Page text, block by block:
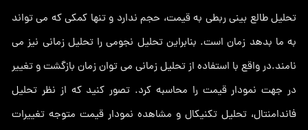
تحلیل طالع بینی ربطی به قیمت، حجم ندارد و تنها کمکی که می تواند
به ما بدهد زمان است. بنابراین تحلیل نجومی را تحلیل زمانی نیز می
نامند.در واقع با استفاده از تحلیل زمانی می توان زمان بازگشت و تغییر
در جهت نمودار قیمت را محاسبه کرد. تصور کنید که از نظر تحلیل
فاندامنتال، تحلیل تکنیکال و مشاهده نمودار قیمت متوجه تغییرات